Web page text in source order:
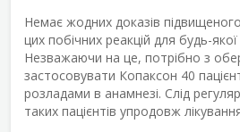
Немає жодних доказів
цих побічних реакцій для будь-якої
Незважаючи на це, потрібно з
застосовувати Копаксон 40
розладами в анамнезі. Слід
таких пацієнтів упродовж